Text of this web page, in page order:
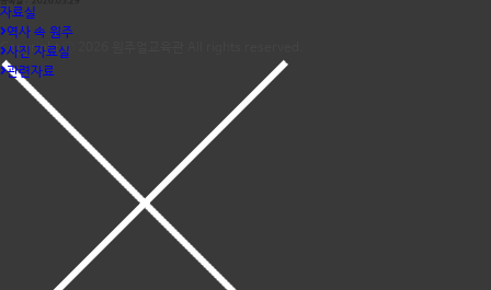
자료실
역사 속 원주
사진 자료실
관련자료
Copyright ⓒ 2026